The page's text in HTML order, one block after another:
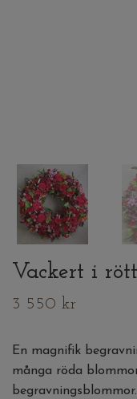
Vackert i rött
3 550 kr
En magnifik
många röda
begravningsblommor.